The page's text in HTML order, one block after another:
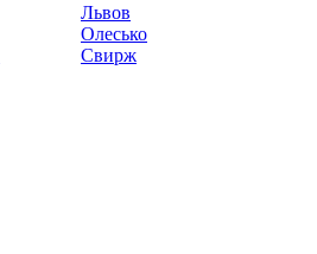
Львов
Олесько
Свирж